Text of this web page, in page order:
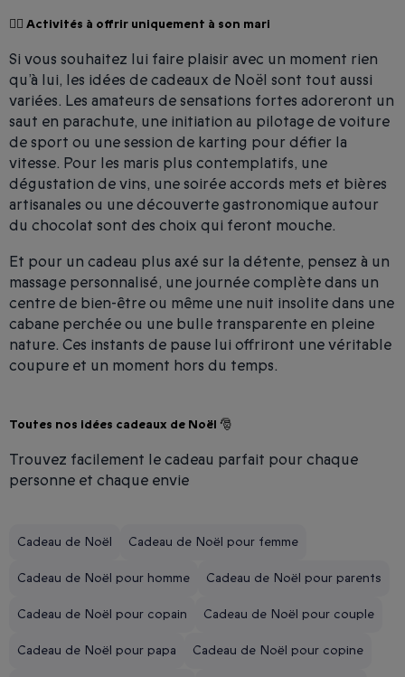
🙍‍♂️ Activités à offrir uniquement à son mari
Si vous souhaitez lui faire plaisir avec un moment rien
qu’à lui, les idées de cadeaux de Noël sont tout aussi
variées. Les amateurs de sensations fortes adoreront un
saut en parachute, une initiation au pilotage de voiture
de sport ou une session de karting pour défier la
vitesse. Pour les maris plus contemplatifs, une
dégustation de vins, une soirée accords mets et bières
artisanales ou une découverte gastronomique autour
du chocolat sont des choix qui feront mouche.
Et pour un cadeau plus axé sur la détente, pensez à un
massage personnalisé, une journée complète dans un
centre de bien-être ou même une nuit insolite dans une
cabane perchée ou une bulle transparente en pleine
nature. Ces instants de pause lui offriront une véritable
coupure et un moment hors du temps.
Toutes nos idées cadeaux de Noël 🎅
Trouvez facilement le cadeau parfait pour chaque
personne et chaque envie
Cadeau de Noël Cadeau de Noël pour femme
Cadeau de Noël pour homme Cadeau de Noël pour parents
Cadeau de Noël pour copain Cadeau de Noël pour couple
Cadeau de Noël pour papa Cadeau de Noël pour copine